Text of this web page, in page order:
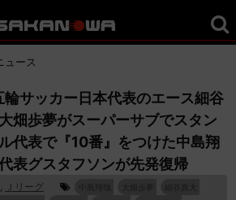
ュース
輪サッカー日本代表のエース細谷
畑歩夢がスーパーサブでスタン
代表で『10番』をつけた中島翔
表グスタフソンが先発復帰
, Ｊリーグ